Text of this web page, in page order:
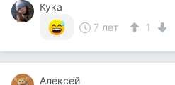
Кука
7 лет
1
Алексей